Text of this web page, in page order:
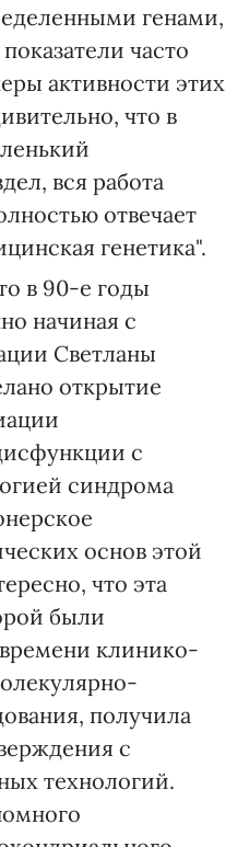
генами,
часто
активности этих
что в
вся работа
отвечает
генетика".
в 90-е годы
начиная с
Светланы
открытие
с
синдрома
основ этой
что эта
были
клинико-
получила
с
технологий.